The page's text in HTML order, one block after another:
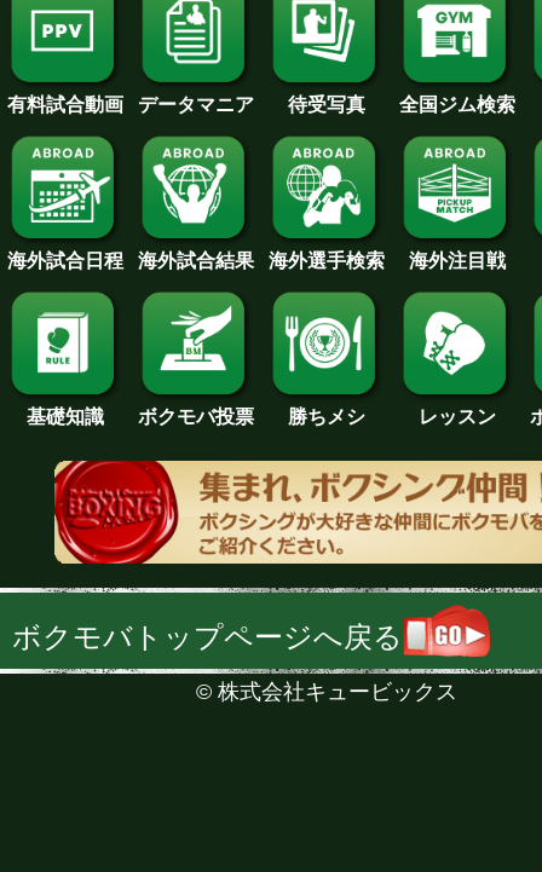
有料試合動画 データマニア 待受写真 全国ジム検索
海外試合日程 海外試合結果 海外選手検索 海外注目戦
基礎知識 ボクモバ投票 勝ちメシ レッスン
ボクモバトップページへ戻る
© 株式会社キュービックス